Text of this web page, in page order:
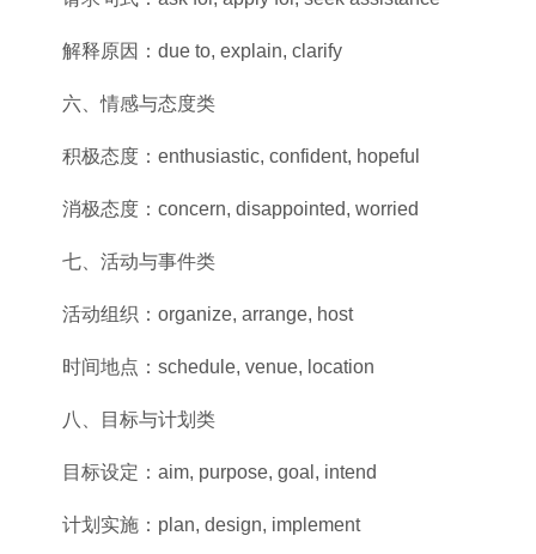
‌解释原因‌：due to, explain, clarify
‌六、情感与态度类‌
‌积极态度‌：enthusiastic, confident, hopeful
‌消极态度‌：concern, disappointed, worried
‌七、活动与事件类‌
‌活动组织‌：organize, arrange, host
‌时间地点‌：schedule, venue, location
‌八、目标与计划类‌
‌目标设定‌：aim, purpose, goal, intend
‌计划实施‌：plan, design, implement